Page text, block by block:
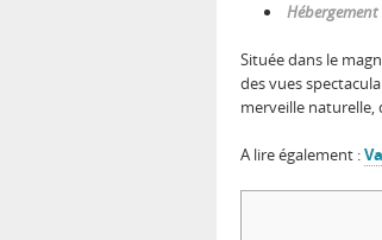
Hébergement
Située dans le
des vues
merveille naturelle,
A lire également :